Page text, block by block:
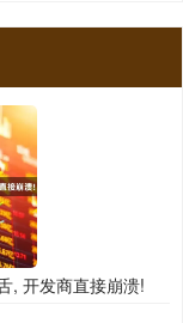
, 开发商直接崩溃!